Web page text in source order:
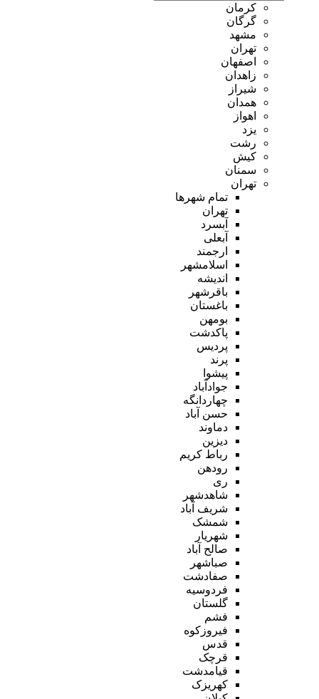
کرمان
گرگان
مشهد
تهران
اصفهان
زاهدان
شیراز
همدان
اهواز
یزد
رشت
کیش
سمنان
تهران
تمام شهر‌ها
تهران
آبسرد
آبعلی
ارجمند
اسلامشهر
اندیشه
باقرشهر
باغستان
بومهن
پاکدشت
پردیس
پرند
پیشوا
جوادآباد
چهاردانگه
حسن آباد
دماوند
دیزین
رباط کریم
رودهن
ری
شاهدشهر
شریف آباد
شمشک
شهریار
صالح آباد
صباشهر
صفادشت
فردوسیه
گلستان
فشم
فیروزکوه
قدس
قرچک
قیامدشت
کهریزک